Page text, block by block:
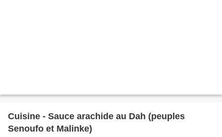
Cuisine - Sauce arachide au Dah (peuples
Senoufo et Malinke)